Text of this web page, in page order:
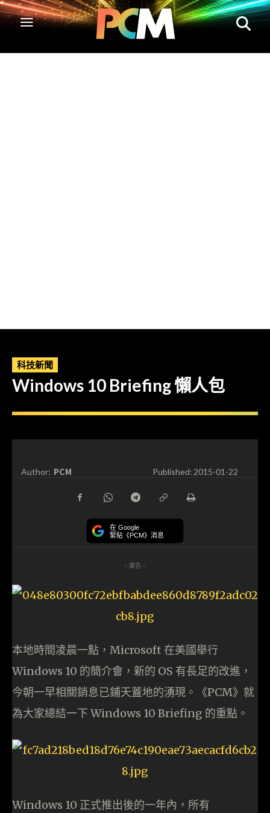
科技新聞
Windows 10 Briefing 懶人包
Author: PCM Published:2015-01-22
在 Google
緊貼《PCM》消息
- 廣告 -
本地時間凌晨一點，Microsoft 在美國舉行
Windows 10 的簡介會，新的 OS 有長足的改進，
今朝一早相關銷息已鋪天蓋地的湧現。《PCM》就
為大家總結一下 Windows 10 Briefing 的重點。
Windows 10 正式推出後的一年內，所有